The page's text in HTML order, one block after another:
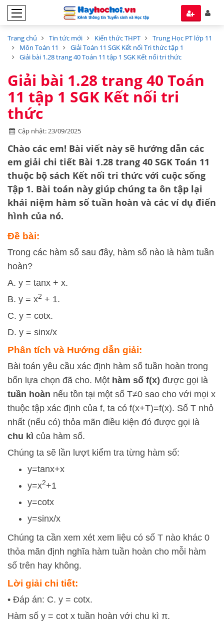
Trang chủ Tin tức mới Kiến thức THPT
Trung Học PT lớp 11
Môn Toán 11
Giải Toán 11 SGK Kết nối Tri thức tập 1
Giải bài 1.28 trang 40 Toán 11 tập 1 SGK Kết nối tri thức
Giải bài 1.28 trang 40 Toán
11 tập 1 SGK Kết nối tri
thức
Cập nhật: 23/09/2025
Chào các em! Bài viết này sẽ hướng dẫn các
em giải chi tiết Bài 1.28 trang 40 SGK Toán 11
thuộc bộ sách Kết nối tri thức với cuộc sống
Tập 1. Bài toán này giúp chúng ta ôn tập lại
khái niệm hàm số tuần hoàn và các ví dụ điển
hình của nó.
Đề bài:
Trong các hàm số sau đây, hàm số nào là hàm tuần
hoàn?
A. y = tanx + x.
B. y = x2 + 1.
C. y = cotx.
D. y = sinx/x
Phân tích và Hướng dẫn giải:
Bài toán yêu cầu xác định hàm số tuần hoàn trong
bốn lựa chọn đã cho. Một hàm số f(x) được gọi là
tuần hoàn nếu tồn tại một số T≠0 sao cho với mọi x
thuộc tập xác định của f, ta có f(x+T)=f(x). Số T nhỏ
nhất (nếu có) thỏa mãn điều kiện đó được gọi là
chu kì của hàm số.
Chúng ta sẽ lần lượt kiểm tra từng hàm số:
y=tanx+x
y=x2+1
y=cotx
y=sinx​/x
Chúng ta cần xem xét xem liệu có số T nào khác 0
thỏa mãn định nghĩa hàm tuần hoàn cho mỗi hàm
số trên hay không.
Lời giải chi tiết:
• Đáp án: C. y = cotx.
Hàm số y = cot x tuần hoàn với chu kì π.